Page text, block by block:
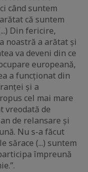
când suntem
că suntem
Din fericire,
noastră a arătat și
va deveni din ce
europeană,
a funcționat din
și a
cel mai mare
vreodată de
de relansare și
Nu s-a făcut
(...) suntem
împreună